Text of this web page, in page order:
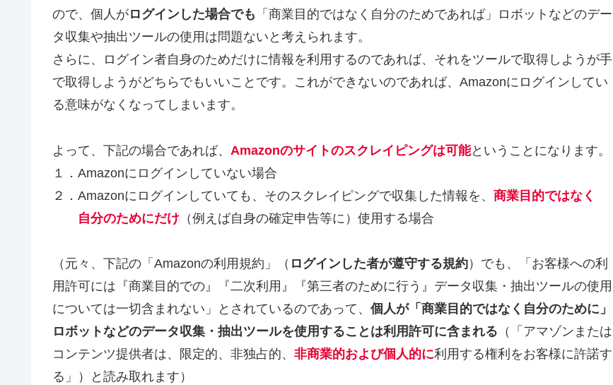
ので、個人がログインした場合でも 「商業目的ではなく自分のためであれば」ロボットなどのデー
タ収集や抽出ツールの使用は問題ないと考えられます。
さらに、ログイン者自身のためだけに情報を利用するのであれば、それをツールで取得しようが手
で取得しようがどちらでもいいことです。これができないのであれば、Amazonにログインしてい
る意味がなくなってしまいます。
よって、下記の場合であれば、 Amazonのサイトのスクレイピングは可能ということになります。
１．Amazonにログインしていない場合
２．Amazonにログインしていても、そのスクレイピングで収集した情報を、 商業目的ではなく
自分のためにだけ （例えば自身の確定申告等に）使用する場合
（元々、下記の「Amazonの利用規約」（ ログインした者が遵守する規約）でも、「お客様への利
用許可には『商業目的での』『二次利用』『第三者のために行う』データ収集・抽出ツールの使用
については一切含まれない」とされているのであって、 個人が「商業目的ではなく自分のために」
ロボットなどのデータ収集・抽出ツールを使用することは利用許可に含まれる （「アマゾンまたは
コンテンツ提供者は、限定的、非独占的、 非商業的および個人的に利用する権利をお客様に許諾す
る」）と読み取れます）